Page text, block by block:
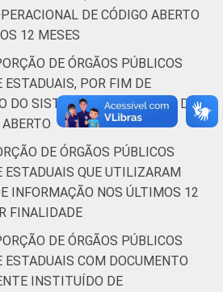
DE CÓDIGO ABERTO
12 MESES
DE ÓRGÃOS PÚBLICOS
ESTADUAIS, POR FIM DE
DO SISTEMA OPERACIONAL DE
DE ÓRGÃOS PÚBLICOS
ESTADUAIS QUE UTILIZARAM
INFORMAÇÃO NOS ÚLTIMOS 12
FINALIDADE
DE ÓRGÃOS PÚBLICOS
ESTADUAIS COM DOCUMENTO
INSTITUÍDO DE